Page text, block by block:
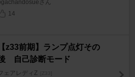
さん
14
【z33前期】ランプ点灯その
自己診断モード
ェアレディZ [Z33]